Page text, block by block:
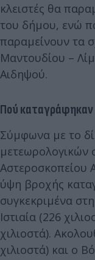
κλειστές θα
του δήμου, ενώ
παραμείνουν τα
Μαντουδίου –
Αιδηψού.
Πού
Σύμφωνα με το
μετεωρολογικών
Αστεροσκοπείου
ύψη βροχής
συγκεκριμένα
Ιστιαία (226
χιλιοστά).
χιλιοστά) και ο